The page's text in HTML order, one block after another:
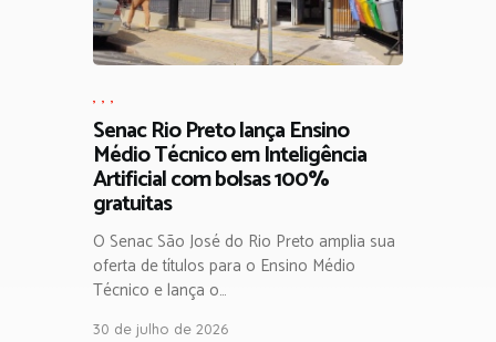
, , ,
Senac Rio Preto lança Ensino
Médio Técnico em Inteligência
Artificial com bolsas 100%
gratuitas
O Senac São José do Rio Preto amplia sua
oferta de títulos para o Ensino Médio
Técnico e lança o…
30 de julho de 2026